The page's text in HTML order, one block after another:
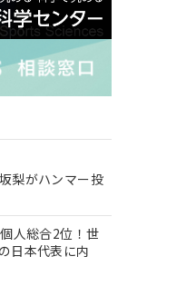
梨がハンマー投
人総合2位！世
日本代表に内